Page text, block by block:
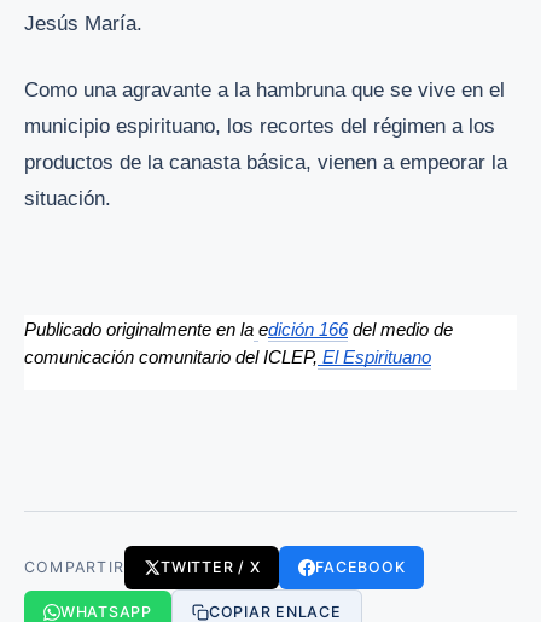
Jesús María.
Como una agravante a la hambruna que se vive en el
municipio espirituano, los recortes del régimen a los
productos de la canasta básica, vienen a empeorar la
situación.
Publicado originalmente en la edición 166 del medio de
comunicación comunitario del ICLEP, El Espirituano
COMPARTIR TWITTER / X FACEBOOK
WHATSAPP COPIAR ENLACE